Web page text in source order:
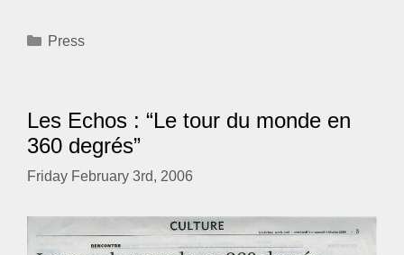
Categories
Press
Les Echos : “Le tour du monde en
360 degrés”
Friday February 3rd, 2006